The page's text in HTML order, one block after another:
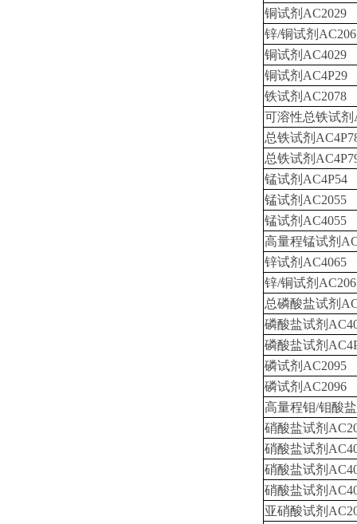
铜试剂AC2029
锌/铜试剂
铜试剂AC4029
铜试剂AC4P29
铁试剂AC2078
可溶性总铁试剂
总铁试剂
总铁试剂
锰试剂AC4P54
锰试剂AC2055
锰试剂AC4055
高量程锰试剂
锌试剂AC4065
锌/铜试剂
总磷酸盐试剂
磷酸盐试剂
磷酸盐试剂
磷试剂AC2095
磷试剂AC2096
高量程钼/钼酸
硝酸盐试剂
硝酸盐试剂
硝酸盐试剂
硝酸盐试剂
亚硝酸试剂